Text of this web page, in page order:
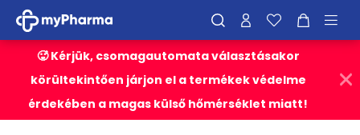
🥵 Kérjük, csomagautomata választásakor
körültekintően járjon el a termékek védelme
érdekében a magas külső hőmérséklet miatt!